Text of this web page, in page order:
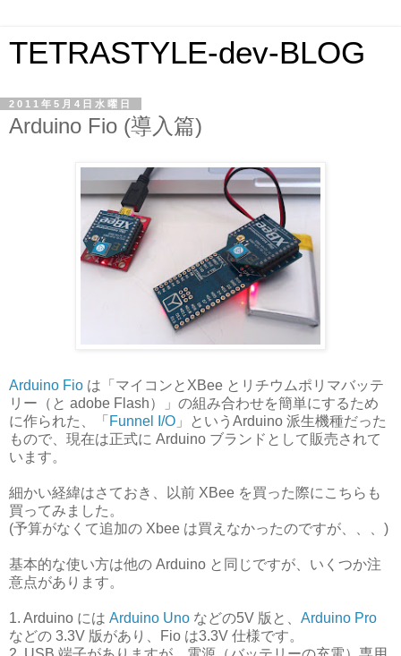
TETRASTYLE-dev-BLOG
2011年5月4日水曜日
Arduino Fio (導入篇)
Arduino Fio は「マイコンとXBee とリチウムポリマバッテ
リー（と adobe Flash）」の組み合わせを簡単にするため
に作られた、「 Funnel I/O 」というArduino 派生機種だった
もので、現在は正式に Arduino ブランドとして販売されて
います。
細かい経緯はさておき、以前 XBee を買った際にこちらも
買ってみました。
(予算がなくて追加の Xbee は買えなかったのですが、、、)
基本的な使い方は他の Arduino と同じですが、いくつか注
意点があります。
1. Arduino には Arduino Uno などの5V 版と、 Arduino Pro
などの 3.3V 版があり、Fio は3.3V 仕様です。